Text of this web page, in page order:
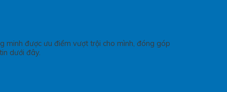
minh được ưu điểm vượt trội cho mình, đóng góp
dưới đây.